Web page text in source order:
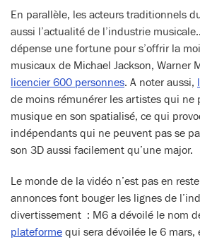
En parallèle, les acteurs traditionnels
aussi l’actualité de l’industrie
dépense une fortune pour s’offrir la
musicaux de Michael Jackson, Warner
licencier 600 personnes. A noter aussi,
de moins rémunérer les artistes qui ne
musique en son spatialisé, ce qui
indépendants qui ne peuvent pas se
son 3D aussi facilement qu’une major.
Le monde de la vidéo n’est pas en
annonces font bouger les lignes de
divertissement : M6 a dévoilé le nom
plateforme qui sera dévoilée le 6 mars,